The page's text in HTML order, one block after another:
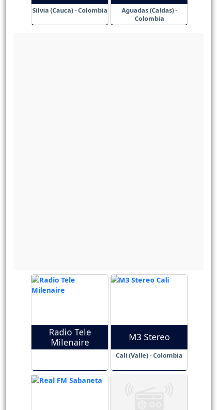
Silvia (Cauca) - Colombia
Aguadas (Caldas) -
Colombia
Radio Tele
Milenaire
M3 Stereo
Cali (Valle) - Colombia